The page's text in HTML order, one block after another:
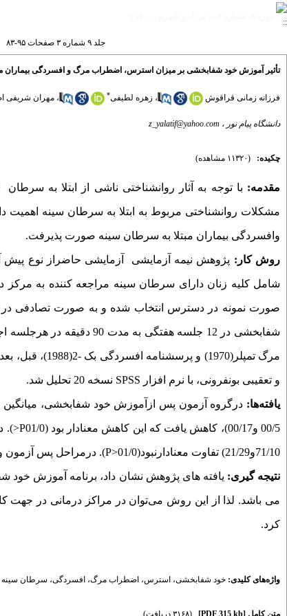
جلد ۹ شماره ۳ صفحات ۹۵-۸۳
تأثیر آموزش خود شفابخشی بر میزان استرس، اضطراب مرگ و افسردگی بیماران
فرزانه زمانی قراقوش ، زهره لطیفی* ، مهران شریفی
دانشگاه پیام نور ، z_yalatif@yahoo.com
چکیده: (۱۱۳۲۰ مشاهده)
مقدمه: با توجه به آثار روانشناختی ناشی از ابتلا به
مشکلات روانشناختی مربوط به ابتلا به سرطان سینه
وافسردگی بیماران مبتلا به سرطان سینه صورت پذیرفت.
روش کار: پژوهش نیمه آزمایشی آزمایشی حاضراز نوع
مرگ
و تعقیبی بونفرونی، با نرم افزار SPSS نسخه 20 تحلیل شد.
یافته‌ها:
00/5 و00/17)، کاهش یافت که این کاهش معنادار بود (01/0 P
71/10و21/29) تفاوت معنادارنبود(01/0< P). درمراحل پس آزمون و
نتیجه گیری: یافته های پژوهش نشان داد، برنامه آموزش
می باشد. لذا از این روش می‌توان در مراکز درمانی در جهت
کرد.
واژه‌های کلیدی: خود شفابخشی، استرس، اضطراب مرگ، افسردگی، سرطان سینه
متن کامل [PDF 315 kb] (۳۱۶۸ دریافت)